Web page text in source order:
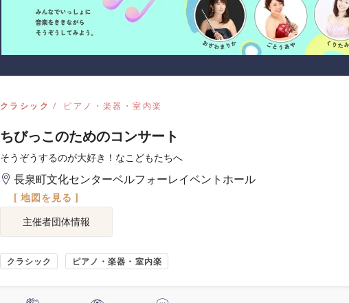
クラシック ピアノ・楽器・室内楽
ちびっこのためのコンサート
そうぞうするのが大好き！なこどもたちへ
長泉町文化センターベルフォーレイベントホール
[ 地図を見る ]
主催者団体情報
クラシック ピアノ・楽器・室内楽